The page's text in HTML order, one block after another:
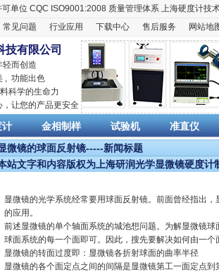
单位 CQC ISO9001:2008 质量管理体系 上海硬度计技
常见问题 行业应用 下载中心 售后服务 网站地
技有限公司
而创造
, 功能出色
科学的生命力
，让您的产品更安全
计 金相制样 试验机 准直仪
微镜的球面反射镜-----新闻标题
站文字和内容版权为上海研润光学显微镜硬度计
显微镜的光学系统经常要用球面反射镜。前面曾经指出
的应用。
前述显微镜的单个轴面系统的城池想问题。为解显微镜
球面系统的每一个面即可。因此，搜先要解决如何由一个
显微镜的转面过度即：显微镜各折射球面的曲率半径
显微镜的各个面定点之间的间隔是显微镜第工一面定点